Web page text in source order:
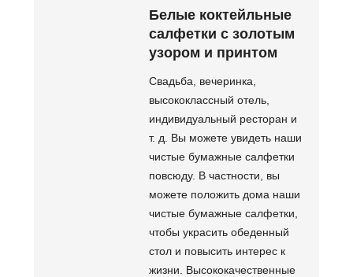
Белые коктейльные
салфетки с золотым
узором и принтом
Свадьба, вечеринка,
высококлассный отель,
индивидуальный ресторан и
т. д. Вы можете увидеть наши
чистые бумажные салфетки
повсюду. В частности, вы
можете положить дома наши
чистые бумажные салфетки,
чтобы украсить обеденный
стол и повысить интерес к
жизни. Высококачественные